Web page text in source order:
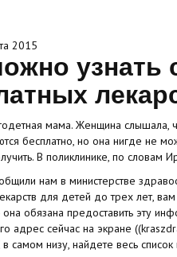
2015
узнать
мама. Женщина слышала,
бесплатно, но она нигде не
В поликлинике, по словам
нам в министерстве
для детей до трех лет,
она обязана предоставить эту
адрес сейчас на экране
самом низу, найдете весь